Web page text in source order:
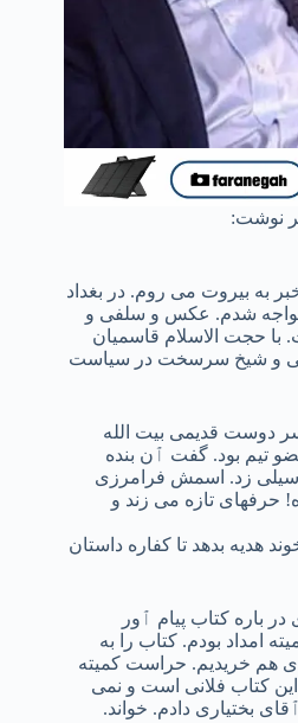
نوشت:
به بیروت می روم. در بغداد
مواجه شدم. عکس و سلفی و
با حجت الاسلام قاسمیان
و شیخ سرسخت در سیاست
دوست قدیمی بیت الله
تیم بود. گفت ٱن بنده
سیلی زد. اسمش فرامرزی
حرفهای تازه می زند و
۵ جلد حاج ٱخوند هدیه بدهد تا کفاره داستان
باره کتاب پیام ٱور
امداد بودم. کتاب را به
هم خریدیم. حراست کمیته
کتاب فلانی است و نمی
بختیاری دادم. خواند.